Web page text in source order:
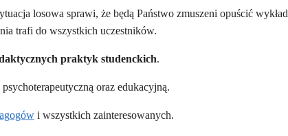
losowa sprawi, że będą Państwo zmuszeni opuścić wykład
trafi do wszystkich uczestników.
praktyk studenckich.
oraz edukacyjną.
i wszystkich zainteresowanych.